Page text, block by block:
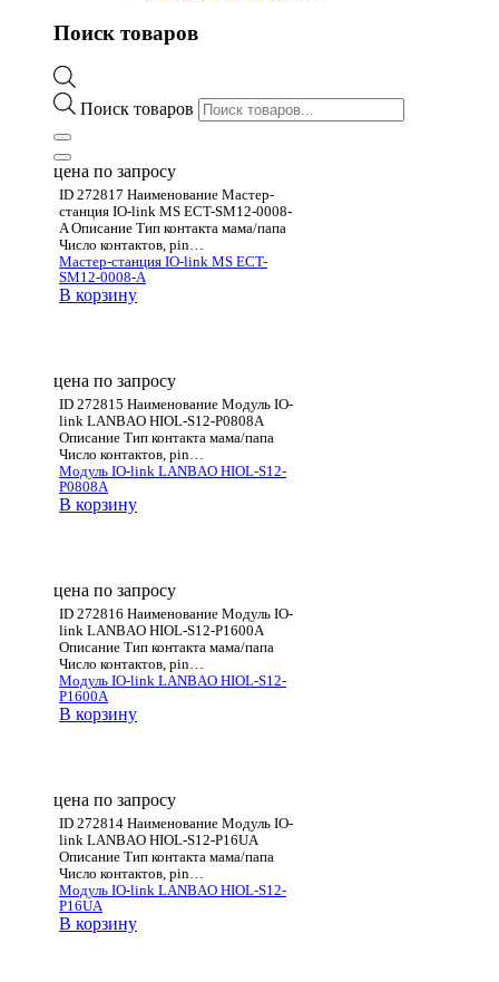
Поиск товаров
Поиск товаров
цена по запросу
ID 272817 Наименование Мастер-
станция IO-link MS ECT-SM12-0008-
A Описание Тип контакта мама/папа
Число контактов, pin…
Мастер-станция IO-link MS ECT-
SM12-0008-A
В корзину
цена по запросу
ID 272815 Наименование Модуль IO-
link LANBAO HIOL-S12-P0808A
Описание Тип контакта мама/папа
Число контактов, pin…
Модуль IO-link LANBAO HIOL-S12-
P0808A
В корзину
цена по запросу
ID 272816 Наименование Модуль IO-
link LANBAO HIOL-S12-P1600A
Описание Тип контакта мама/папа
Число контактов, pin…
Модуль IO-link LANBAO HIOL-S12-
P1600A
В корзину
цена по запросу
ID 272814 Наименование Модуль IO-
link LANBAO HIOL-S12-P16UA
Описание Тип контакта мама/папа
Число контактов, pin…
Модуль IO-link LANBAO HIOL-S12-
P16UA
В корзину